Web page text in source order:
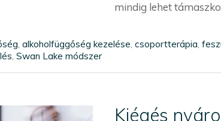
mindig lehet
,alkoholfüggőség kezelése,csoportterápia,
, Swan Lake módszer
Kiégés